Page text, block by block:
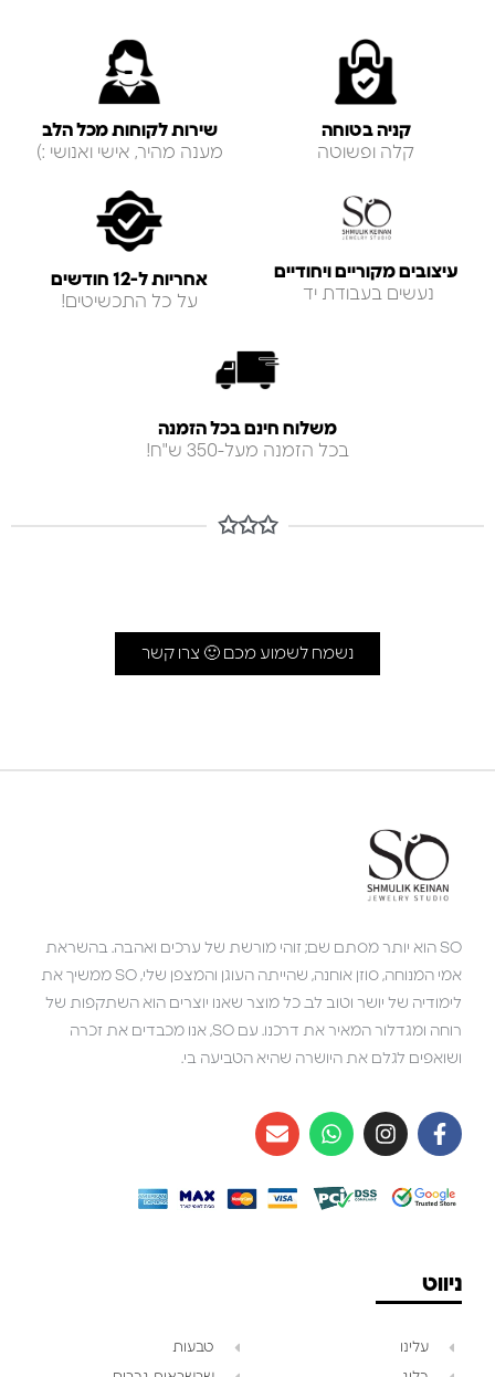
קניה בטוחה
קלה ופשוטה
שירות לקוחות מכל הלב
מענה מהיר, אישי ואנושי :)
עיצובים מקוריים ויחודיים
נעשים בעבודת יד
אחריות ל-12 חודשים
על כל התכשיטים!
משלוח חינם בכל הזמנה
בכל הזמנה מעל-350 ש"ח!
✩✩✩
נשמח לשמוע מכם 🙂 צרו קשר
SO הוא יותר מסתם שם; זוהי מורשת של ערכים ואהבה. בהשראת
אמי המנוחה, סוזן אוחנה, שהייתה העוגן והמצפן שלי, SO ממשיך את
לימודיה של יושר וטוב לב. כל מוצר שאנו יוצרים הוא השתקפות של
רוחה ומגדלור המאיר את דרכנו. עם SO, אנו מכבדים את זכרה
ושואפים לגלם את היושרה שהיא הטביעה בי.
ניווט
עלינו טבעות